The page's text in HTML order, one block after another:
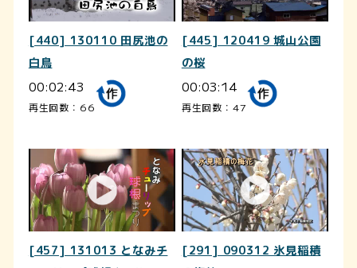
[440] 130110 田尻池の
白鳥
00:02:43
再生回数：66
[445] 120419 城山公園
の桜
00:03:14
再生回数：47
[457] 131013 となみチ
[291] 090312 氷見稲積